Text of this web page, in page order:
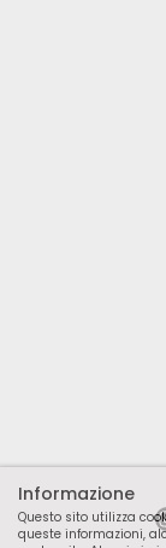
Informazione
Questo sito utilizza
queste informazioni,